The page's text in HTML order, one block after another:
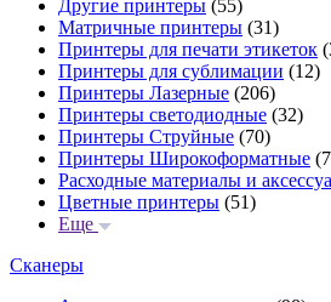
Другие принтеры (55)
Матричные принтеры (31)
Принтеры для печати этикеток
Принтеры для сублимации (12)
Принтеры Лазерные (206)
Принтеры светодиодные (32)
Принтеры Струйные (70)
Принтеры Широкоформатные
Расходные материалы и
Цветные принтеры (51)
Еще
Сканеры